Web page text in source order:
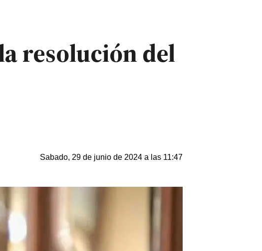
resolución del
Sabado, 29 de junio de 2024 a las 11:47